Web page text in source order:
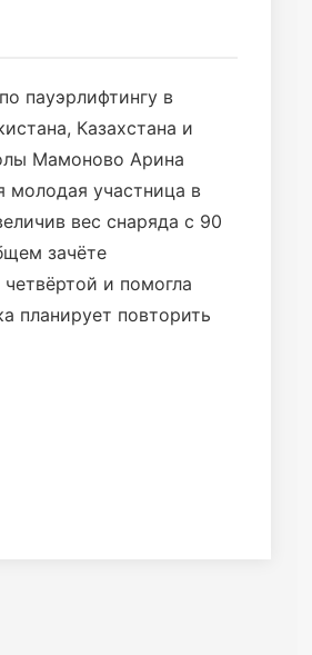
пауэрлифтингу в
Казахстана и
Мамоново Арина
молодая участница в
вес снаряда с 90
зачёте
и помогла
планирует повторить